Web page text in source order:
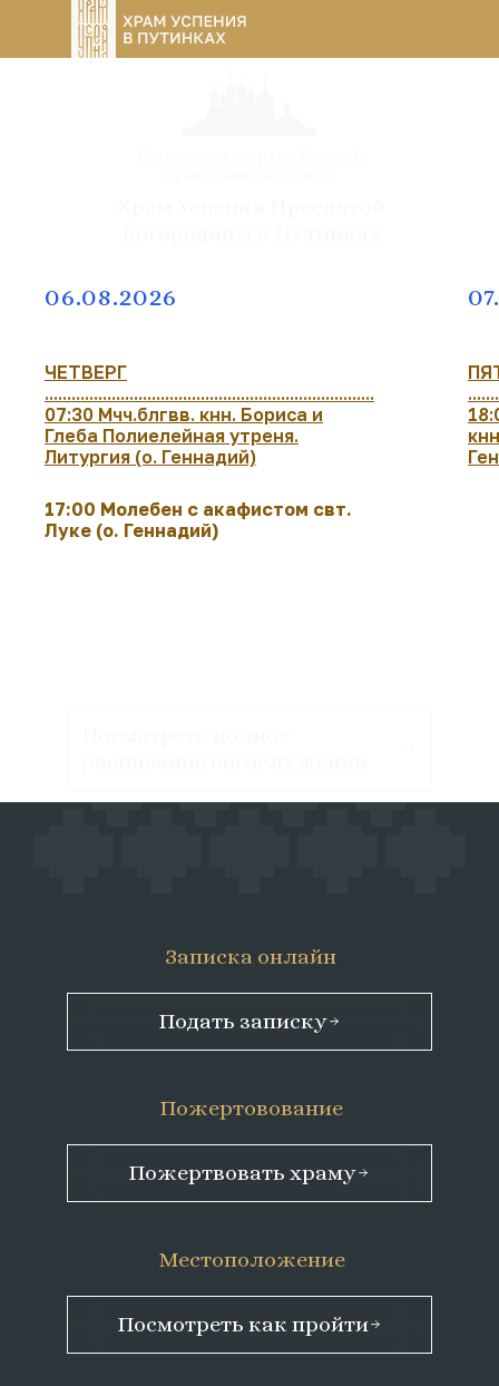
06.08.2026
ЧЕТВЕРГ
..........................................................................
07:30 Мчч.блгвв. кнн. Бориса и
Глеба Полиелейная утреня.
Литургия (о. Геннадий)
17:00 Молебен с акафистом свт.
Луке (о. Геннадий)
Посмотреть как пройти
Пожертвовать храму
Подать записку
Местоположение
Пожертовование
Записка онлайн